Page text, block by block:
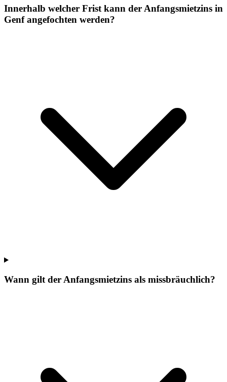
Innerhalb welcher Frist kann der Anfangsmietzins in
Genf angefochten werden?
Wann gilt der Anfangsmietzins als missbräuchlich?